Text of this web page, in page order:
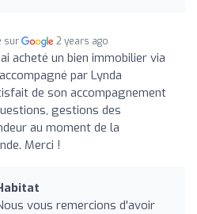
sur 2 years ago
acheté un bien immobilier via
par Lynda
de son accompagnement
gestions des
au moment de la
Merci !
vous remercions d'avoir